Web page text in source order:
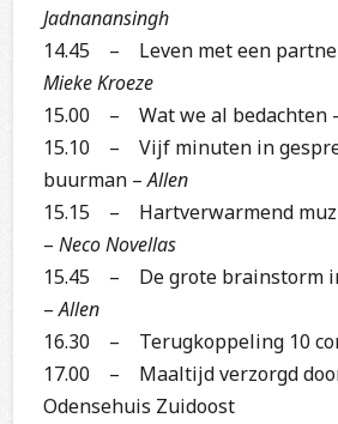
Jadnanansingh
14.45 – Leven met een
Mieke Kroeze
15.00 – Wat we al bedachten
15.10 – Vijf minuten in
buurman –Allen
15.15 – Hartverwarmend
–Neco Novellas
15.45 – De grote brainstorm
–Allen
16.30 – Terugkoppeling 10
17.00 – Maaltijd verzorgd
Odensehuis Zuidoost